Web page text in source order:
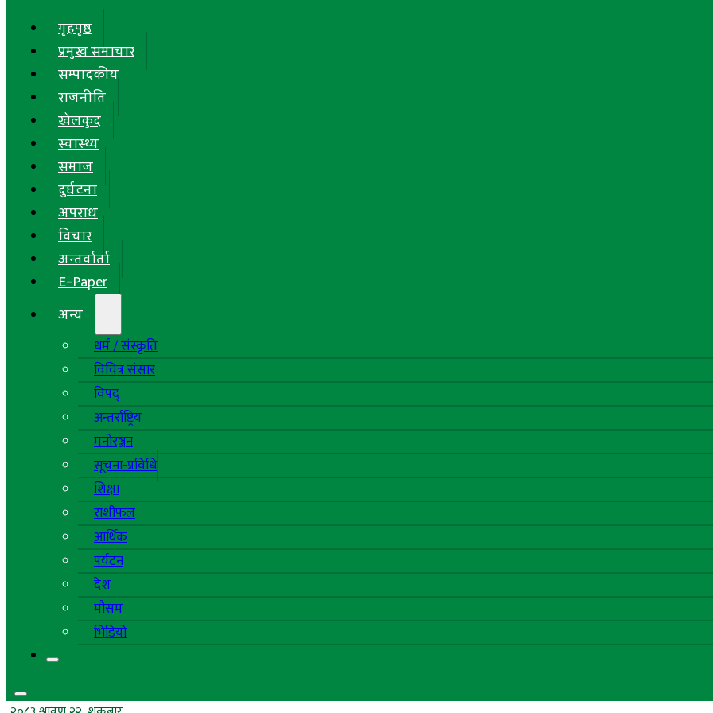
गृहपृष्ठ
प्रमुख समाचार
सम्पादकीय
राजनीति
खेलकुद
स्वास्थ्य
समाज
दुर्घटना
अपराध
विचार
अन्तर्वार्ता
E-Paper
अन्य
धर्म / संस्कृति
विचित्र संसार
विपद्
अन्तर्राष्ट्रिय
मनोरञ्जन
सूचना-प्रविधि
शिक्षा
राशीफल
आर्थिक
पर्यटन
देश
मौसम
भिडियो